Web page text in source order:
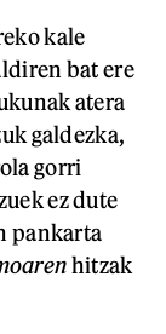
kale
bat ere
atera
galdezka,
gorri
ez dute
pankarta
hitzak